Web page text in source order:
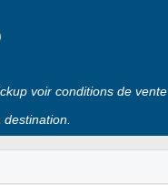
voir conditions de vente